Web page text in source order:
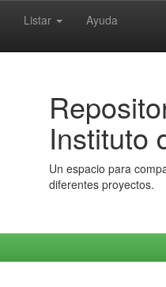
Listar Ayuda
Instituto
Un espacio para
diferentes proyectos.